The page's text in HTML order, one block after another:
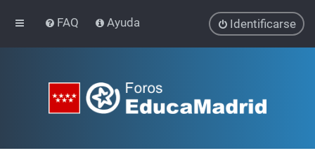
FAQ Ayuda Identificarse